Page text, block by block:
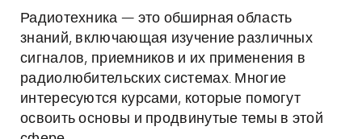
Радиотехника — это обширная область
знаний, включающая изучение различных
сигналов, приемников и их применения в
радиолюбительских системах. Многие
интересуются курсами, которые помогут
освоить основы и продвинутые темы в этой